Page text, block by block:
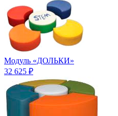
Модуль «ДОЛЬКИ»
32 625 ₽